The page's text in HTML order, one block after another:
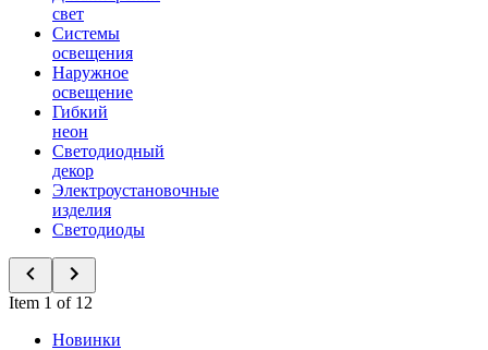
свет
Системы
освещения
Наружное
освещение
Гибкий
неон
Светодиодный
декор
Электроустановочные
изделия
Светодиоды
Item 1 of 12
Новинки